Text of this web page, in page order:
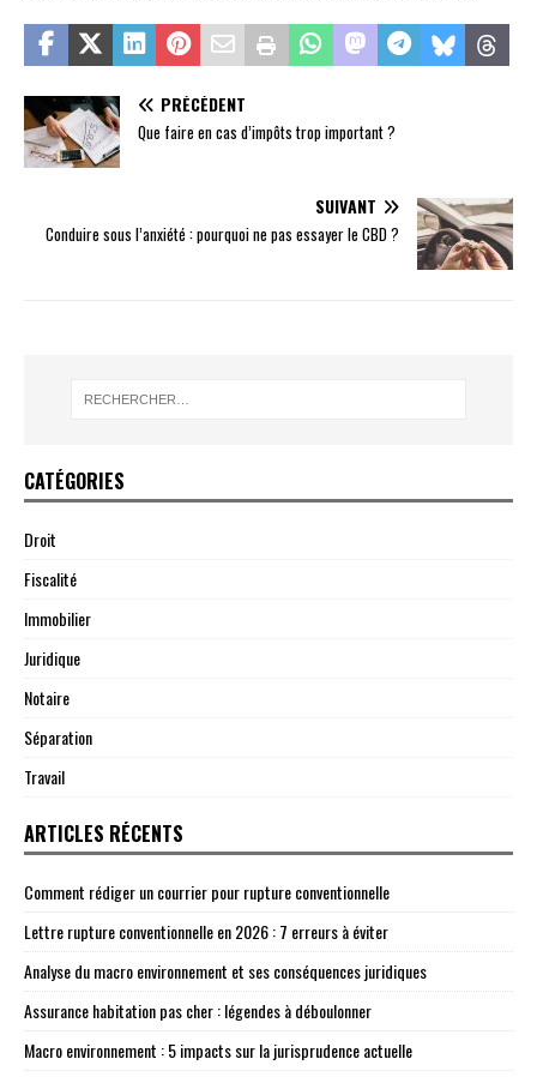
PRÉCÉDENT
Que faire en cas d’impôts trop important ?
SUIVANT
Conduire sous l’anxiété : pourquoi ne pas essayer le CBD ?
CATÉGORIES
Droit
Fiscalité
Immobilier
Juridique
Notaire
Séparation
Travail
ARTICLES RÉCENTS
Comment rédiger un courrier pour rupture conventionnelle
Lettre rupture conventionnelle en 2026 : 7 erreurs à éviter
Analyse du macro environnement et ses conséquences juridiques
Assurance habitation pas cher : légendes à déboulonner
Macro environnement : 5 impacts sur la jurisprudence actuelle